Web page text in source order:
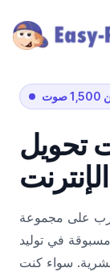
تحويل
على مجموعة
في توليد
سواء كنت